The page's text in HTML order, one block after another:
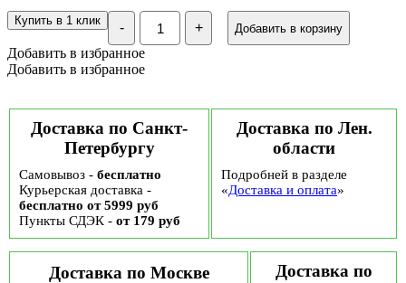
-
Количество
Конфеты
глазированные
"Темный
марципан
"
140гр.
Исаакиевский
собор
+ Добавить в корзину
Купить в 1 клик
Добавить в избранное
Добавить в избранное
Доставка по Санкт-
Петербургу
Самовывоз - бесплатно
Курьерская доставка -
бесплатно от 5999 руб
Пункты СДЭК - от 179 руб
Доставка по Лен.
области
Подробней в разделе
«Доставка и оплата»
Доставка по Москве
Доставка по